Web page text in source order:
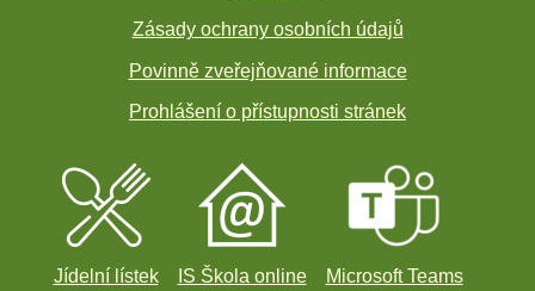
Zásady ochrany osobních údajů
Povinně zveřejňované informace
Prohlášení o přístupnosti stránek
Jídelní lístek IS Škola online Microsoft Teams